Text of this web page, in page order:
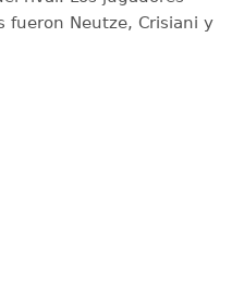
fueron Neutze, Crisiani y